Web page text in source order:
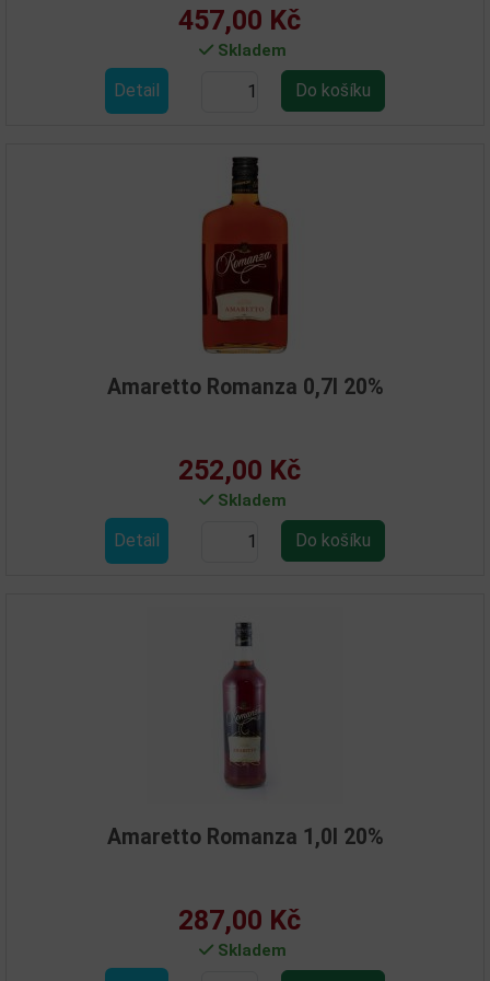
457,00 Kč
Skladem
Detail
Amaretto Romanza 0,7l 20%
252,00 Kč
Skladem
Detail
Amaretto Romanza 1,0l 20%
287,00 Kč
Skladem